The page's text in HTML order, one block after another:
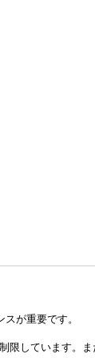
が重要です。
限しています。ま